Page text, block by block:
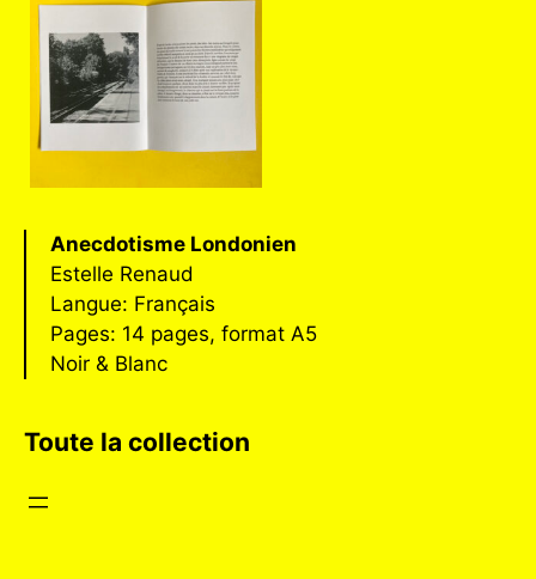
Anecdotisme Londonien
Estelle Renaud
Langue: Français
Pages: 14 pages, format A5
Noir & Blanc
Toute la collection